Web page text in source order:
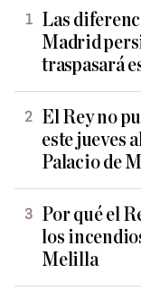
Las
Madrid
traspasará
El Rey no
este jueves
Palacio de
Por qué el
los
Melilla